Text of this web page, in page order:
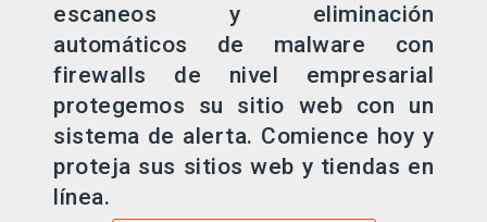
escaneos y eliminación
automáticos de malware con
firewalls de nivel empresarial
protegemos su sitio web con un
sistema de alerta. Comience hoy y
proteja sus sitios web y tiendas en
línea.